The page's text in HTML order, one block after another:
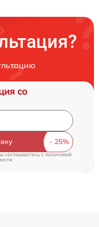
со
соглашаетесь c политикой